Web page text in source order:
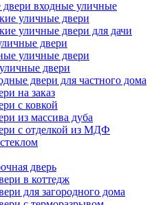
двери входные уличные
уличные двери
уличные двери для дачи
двери
уличные двери
двери
двери для частного дома
на заказ
с ковкой
из массива дуба
с отделкой из МДФ
дверь
в коттедж
для загородного дома